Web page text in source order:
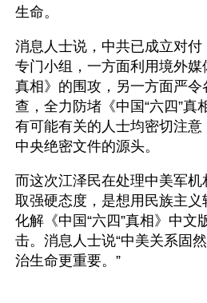
生命。
消息人士说，中共已成立对付
专门小组，一方面利用境外媒
真相》的围攻，另一方面严令
查，全力防堵《中国“六四”真
有可能有关的人士均密切注
中央绝密文件的源头。
而这次江泽民在处理中美军
取强硬态度，是想用民族主义
化解《中国“六四”真相》中文
击。消息人士说“中美关系固
治生命更重要。”